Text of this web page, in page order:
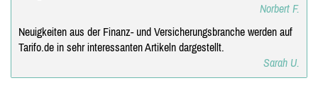
Norbert F.
Neuigkeiten aus der Finanz- und Versicherungsbranche werden auf
Tarifo.de in sehr interessanten Artikeln dargestellt.
Sarah U.